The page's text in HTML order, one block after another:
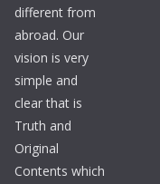
different from
abroad. Our
vision is very
simple and
clear that is
Truth and
Original
Contents which